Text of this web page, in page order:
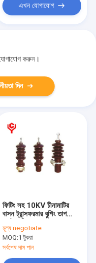
এখন যোগাযোগ
করুন।
দিন
ফিটিং সহ 10KV চীনামাটির
বাসন ট্রান্সফরমার বুশিং তাপ
মূল্য:negotiate
MOQ:1 টুকরা
সর্বশেষ দাম পান